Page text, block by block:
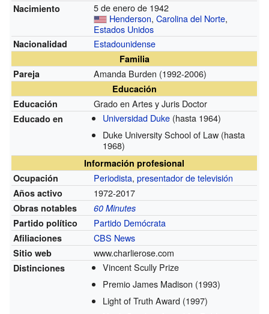
Nacimiento
5 de enero de 1942
Henderson,Carolina del Norte,
Estados Unidos
Nacionalidad Estadounidense
Familia
Pareja
Amanda Burden (1992-2006)
Educación
Educación
Grado en Artes y Juris Doctor
Educado en Universidad Duke (hasta 1964)
Duke University School of Law (hasta
1968)
Información profesional
Ocupación
Periodista,presentador de televisión
Años activo 1972-2017
Obras notables
60 Minutes
Partido político
Partido Demócrata
Afiliaciones CBS News
Sitio web www.charlierose.com
Distinciones
Vincent Scully Prize
Premio James Madison (1993)
Light of Truth Award (1997)